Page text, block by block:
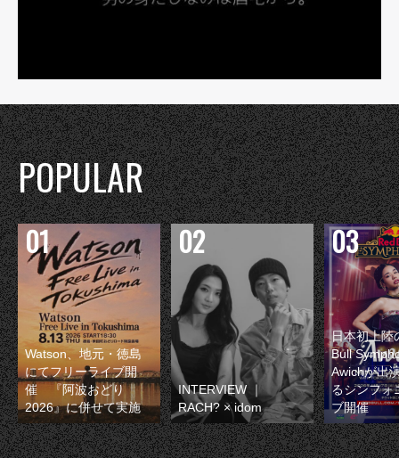
POPULAR
Watson、地元・徳島
にてフリーライブ開
催 『阿波おどり
2026』に併せて実施
INTERVIEW ｜
RACH? × idom
日本初上陸
Bull
Awichが出
るシンフォ
ブ開催